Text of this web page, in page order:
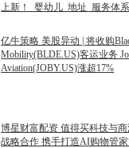
上新！_婴幼儿_地址_服务体
亿牛策略 美股异动 | 将收购
Mobility(BLDE.US)客运业务
Aviation(JOBY.US)涨超17%
博星财富配资 值得买科技与
战略合作 携手打造AI购物管家